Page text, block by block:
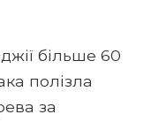
більше 60
полізла
за